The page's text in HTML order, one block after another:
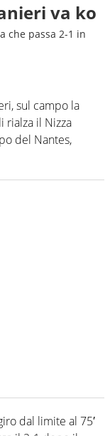
va ko
che passa 2-1 in
sul campo la
rialza il Nizza
del Nantes,
dal limite al 75′